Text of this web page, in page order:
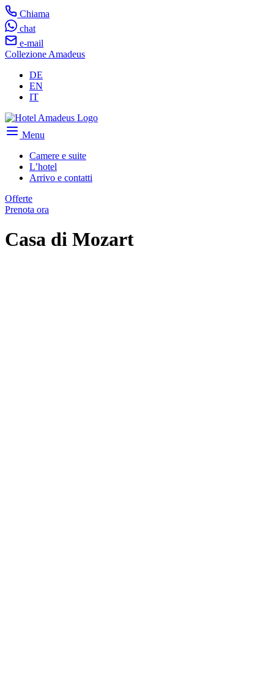
Chiama
chat
e-mail
Collezione Amadeus
DE
EN
IT
Menu
Camere e suite
L’hotel
Arrivo e contatti
Offerte
Prenota ora
Casa di Mozart